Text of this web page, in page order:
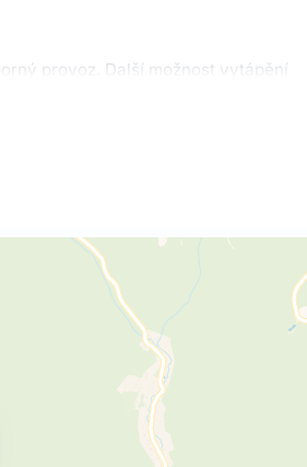
provoz. Další možnost vytápění
prohlídku nás neváhejte kontaktovat.